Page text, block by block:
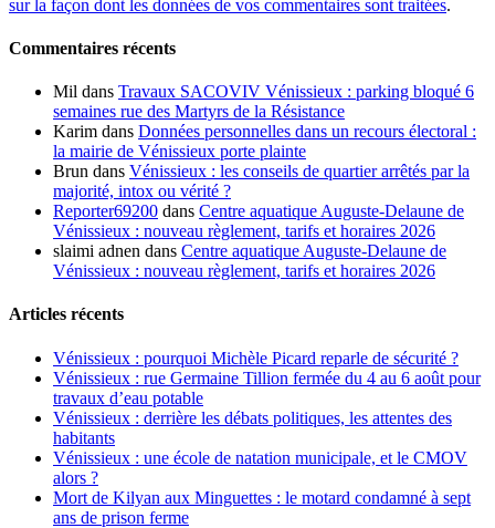
sur la façon dont les données de vos commentaires sont traitées.
Commentaires récents
Mil dans Travaux SACOVIV Vénissieux : parking bloqué 6
semaines rue des Martyrs de la Résistance
Karim dans Données personnelles dans un recours électoral :
la mairie de Vénissieux porte plainte
Brun dans Vénissieux : les conseils de quartier arrêtés par la
majorité, intox ou vérité ?
Reporter69200 dans Centre aquatique Auguste-Delaune de
Vénissieux : nouveau règlement, tarifs et horaires 2026
slaimi adnen dans Centre aquatique Auguste-Delaune de
Vénissieux : nouveau règlement, tarifs et horaires 2026
Articles récents
Vénissieux : pourquoi Michèle Picard reparle de sécurité ?
Vénissieux : rue Germaine Tillion fermée du 4 au 6 août pour
travaux d’eau potable
Vénissieux : derrière les débats politiques, les attentes des
habitants
Vénissieux : une école de natation municipale, et le CMOV
alors ?
Mort de Kilyan aux Minguettes : le motard condamné à sept
ans de prison ferme